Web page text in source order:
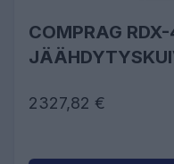
COMPRAG RDX-
2327,82 €